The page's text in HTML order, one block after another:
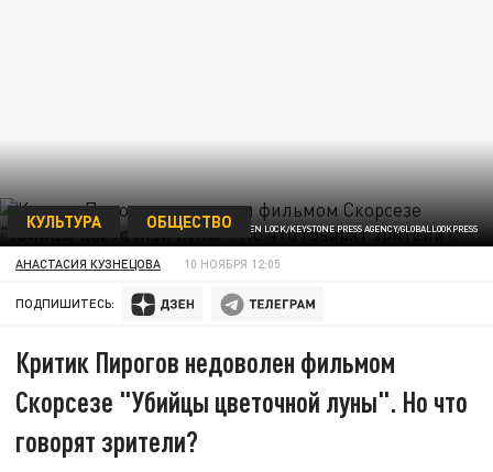
ФОТО: STEPHEN LOCK/KEYSTONE PRESS AGENCY/GLOBALLOOKPRESS
КУЛЬТУРА ОБЩЕСТВО
АНАСТАСИЯ КУЗНЕЦОВА 10 НОЯБРЯ 12:05
ПОДПИШИТЕСЬ:
Критик Пирогов недоволен фильмом
Скорсезе "Убийцы цветочной луны". Но что
говорят зрители?